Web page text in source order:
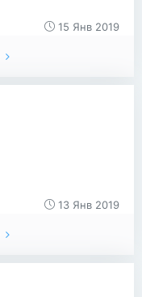
15 Янв 2019
13 Янв 2019